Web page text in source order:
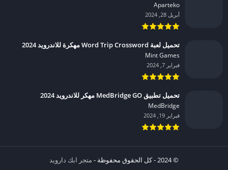
Aparteko‏
أبريل 28, 2024
تحميل لعبة Word Trip Crossword مهكرة للاندرويد 2024
Mint Games‏
فبراير 7, 2024
تحميل تطبيق MedBridge GO مهكر للاندرويد 2024
MedBridge‏
فبراير 19, 2024
© 2024 - كل الحقوق محفوظة - متجر ابك دارويد